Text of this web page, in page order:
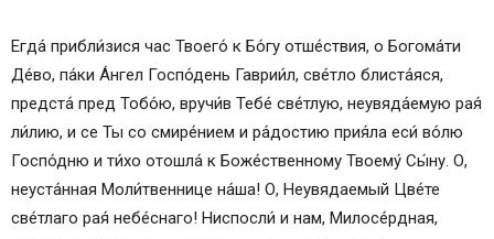
Ег­да́ прибли́зися час Тво­его́ к Бо́­гу отше́ствия, о Бо­го­ма́­ти
Де́­во, па́­ки А́н­гел Госпо́день Гаврии́л, све́т­ло блиста́яся,
предста́ пред То­бо́ю, вручи́в Те­бе́ све́тлую, неувяда́емую рая́
ли́лию, и се Ты со смире́нием и ра́­дос­тию прия́ла еси́ во́лю
Госпо́дню и ти́хо отошла́ к Боже́ственному Тво­ему́ Сы́­ну. О,
неуста́нная Моли́твеннице на́­ша! О, Не­увя­да­емый Цве́­те
све́тлаго рая́ не­бе́с­на­го! Ниспосли́ и нам, Милосе́рдная,